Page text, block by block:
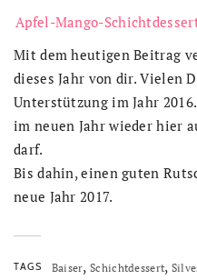
Apfel-Mango-
Mit dem heutigen Beitrag
dieses Jahr von dir. Vielen
Unterstützung im Jahr
im neuen Jahr wieder hier
darf.
Bis dahin, einen guten
neue Jahr 2017.
TAGS Baiser,Schichtdessert,